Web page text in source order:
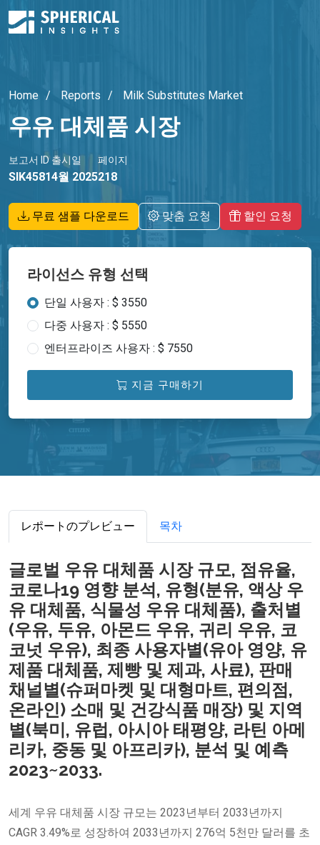
Home Reports Milk Substitutes Market
우유 대체품 시장
보고서 ID
SIK4581
출시일
4월 2025
페이지
218
무료 샘플 다운로드 맞춤 요청 할인 요청
라이선스 유형 선택
단일 사용자 : $ 3550
다중 사용자 : $ 5550
엔터프라이즈 사용자 : $ 7550
지금 구매하기
レポートのプレビュー 목차
글로벌 우유 대체품 시장 규모, 점유율,
코로나19 영향 분석, 유형(분유, 액상 우
유 대체품, 식물성 우유 대체품), 출처별
(우유, 두유, 아몬드 우유, 귀리 우유, 코
코넛 우유), 최종 사용자별(유아 영양, 유
제품 대체품, 제빵 및 제과, 사료), 판매
채널별(슈퍼마켓 및 대형마트, 편의점,
온라인) 소매 및 건강식품 매장) 및 지역
별(북미, 유럽, 아시아 태평양, 라틴 아메
리카, 중동 및 아프리카), 분석 및 예측
2023~2033.
세계 우유 대체품 시장 규모는 2023년부터 2033년까지
CAGR 3.49%로 성장하여 2033년까지 276억 5천만 달러를 초